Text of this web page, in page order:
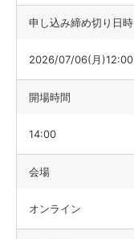
申し込み締め切り日時
2026/07/06(月)12:00
開場時間
14:00
会場
オンライン